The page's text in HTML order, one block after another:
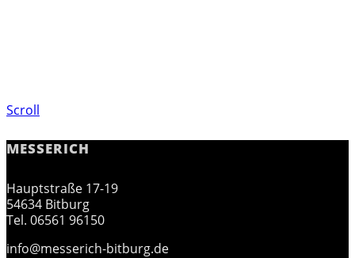
Scroll
MESSERICH
Hauptstraße 17-19
54634 Bitburg
Tel. 06561 96150
info@messerich-bitburg.de